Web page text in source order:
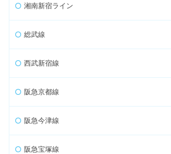
湘南新宿ライン
総武線
西武新宿線
阪急京都線
阪急今津線
阪急宝塚線